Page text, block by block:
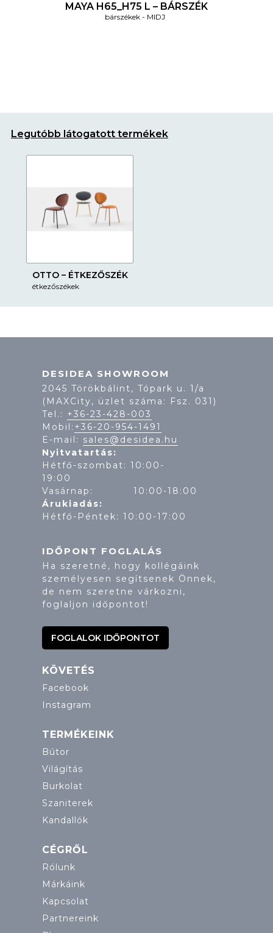
MAYA H65_H75 L – BÁRSZÉK
bárszékek MIDJ
Legutóbb látogatott termékek
OTTO – ÉTKEZŐSZÉK
étkezőszékek
DESIDEA SHOWROOM
2045 Törökbálint, Tópark u. 1/a
(MAXCity, üzlet száma: Fsz. 031)
Tel.: +36-23-428-003
Mobil: +36-20-954-1491
E-mail: sales@desidea.hu
Nyitvatartás:
Hétfő-szombat: 10:00-
Vasárnap: 10:00-18:00
Árukiadás:
Hétfő-Péntek: 10:00-17:00
IDŐPONT FOGLALÁS
Ha szeretné, hogy kollégáink
személyesen segítsenek Önnek,
de nem szeretne várkozni,
foglaljon időpontot!
FOGLALOK IDŐPONTOT
KÖVETÉS
Facebook
Instagram
TERMÉKEINK
Bútor
Világítás
Burkolat
Szaniterek
Kandallók
CÉGRŐL
Rólunk
Márkáink
Kapcsolat
Partnereink